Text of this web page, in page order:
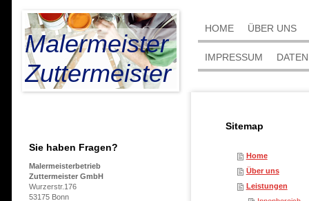
Malermeister
Zuttermeister
Sie haben Fragen?
Malermeisterbetrieb
Zuttermeister GmbH
Wurzerstr.176
53175 Bonn
HOME ÜBER UNS
IMPRESSUM
Sitemap
Home
Über uns
Leistungen